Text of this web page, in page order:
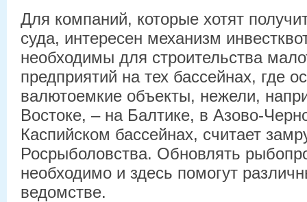
Для компаний, которые хотят
суда, интересен механизм
необходимы для строительства
предприятий на тех бассейнах, где
валютоемкие объекты, нежели,
Востоке, – на Балтике, в Азово-
Каспийском бассейнах, считает
Росрыболовства. Обновлять
необходимо и здесь помогут
ведомстве.